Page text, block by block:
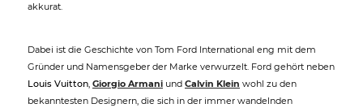
akkurat.
Dabei ist die Geschichte von Tom Ford International eng mit dem
Gründer und Namensgeber der Marke verwurzelt. Ford gehört neben
Louis Vuitton, Giorgio Armani und Calvin Klein wohl zu den
bekanntesten Designern, die sich in der immer wandelnden